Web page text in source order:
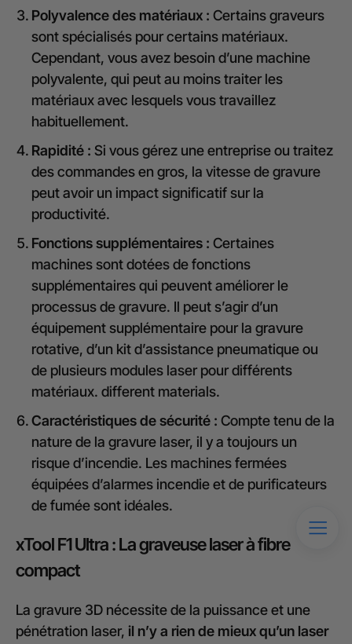
Polyvalence des matériaux : Certains graveurs
sont spécialisés pour certains matériaux.
Cependant, vous avez besoin d’une machine
polyvalente, qui peut au moins traiter les
matériaux avec lesquels vous travaillez
habituellement.
Rapidité : Si vous gérez une entreprise ou traitez
des commandes en gros, la vitesse de gravure
peut avoir un impact significatif sur la
productivité.
Fonctions supplémentaires : Certaines
machines sont dotées de fonctions
supplémentaires qui peuvent améliorer le
processus de gravure. Il peut s’agir d’un
équipement supplémentaire pour la gravure
rotative, d’un kit d’assistance pneumatique ou
de plusieurs modules laser pour différents
matériaux. different materials.
Caractéristiques de sécurité : Compte tenu de la
nature de la gravure laser, il y a toujours un
risque d’incendie. Les machines fermées
équipées d’alarmes incendie et de purificateurs
de fumée sont idéales.
xTool F1 Ultra : La graveuse laser à fibre
compact
La gravure 3D nécessite de la puissance et une
pénétration laser, il n’y a rien de mieux qu’un laser